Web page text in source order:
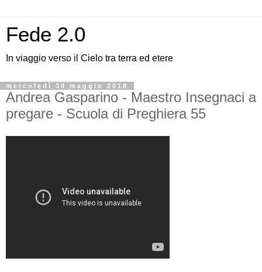
Fede 2.0
In viaggio verso il Cielo tra terra ed etere
mercoledì 30 maggio 2018
Andrea Gasparino - Maestro Insegnaci a
pregare - Scuola di Preghiera 55